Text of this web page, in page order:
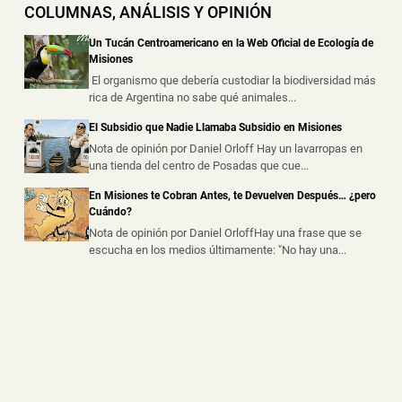
Ana
Dos personas resultaron heridas este jueves por la tarde
Terminó Despistando en Posadas
📅 6 ago 2026
Un automóvil protagonizó un despiste este jueves al
mediodía sobre la Ruta Nacio...
COLUMNAS, ANÁLISIS Y OPINIÓN
Un Tucán Centroamericano en la Web Oficial de Ecología de
Misiones
El organismo que debería custodiar la biodiversidad más
rica de Argentina no sabe qué animales...
El Subsidio que Nadie Llamaba Subsidio en Misiones
Nota de opinión por Daniel Orloff Hay un lavarropas en
una tienda del centro de Posadas que cue...
En Misiones te Cobran Antes, te Devuelven Después… ¿pero
Cuándo?
Nota de opinión por Daniel OrloffHay una frase que se
escucha en los medios últimamente: "No hay una...